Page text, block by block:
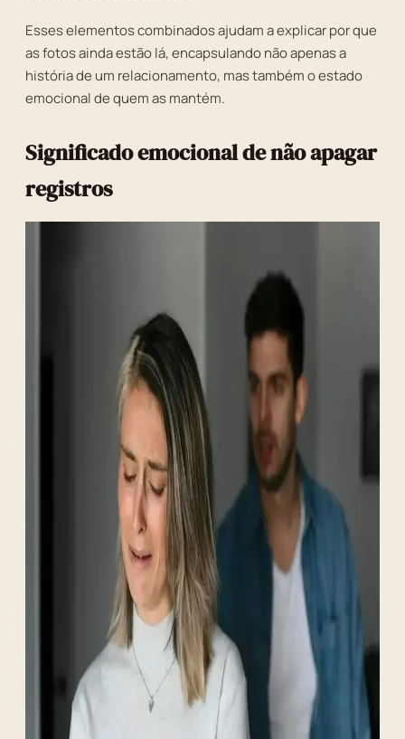
Esses elementos combinados ajudam a explicar por que
as fotos ainda estão lá, encapsulando não apenas a
história de um relacionamento, mas também o estado
emocional de quem as mantém.
Significado emocional de não apagar
registros